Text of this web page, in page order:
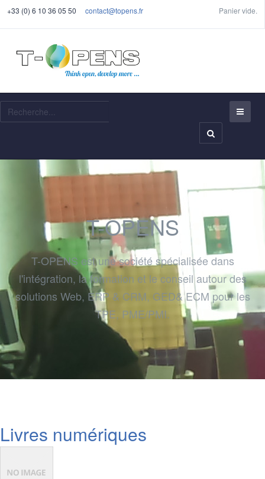
+33 (0) 6 10 36 05 50 contact@topens.fr Panier vide.
T-OPENS
T-OPENS est une société spécialisée dans
l'intégration, la formation et le conseil autour des
solutions Web, ERP & CRM, GED& ECM pour les
TPE, PME/PMI.
Livres numériques